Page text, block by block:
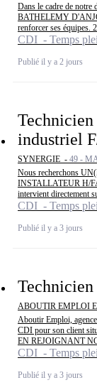
Dans le cadre de
BATHELEMY
renforcer ses équipes.
CDI - Temps
Publié il y a 2 jours
industriel
SYNERGIE - 49 -
Nous recherchons
INSTALLATEUR H/
intervient directement
CDI - Temps
Publié il y a 3 jours
ABOUTIR EMPLOI
Aboutir Emploi,
CDI pour son client
EN REJOIGNANT
CDI - Temps
Publié il y a 3 jours